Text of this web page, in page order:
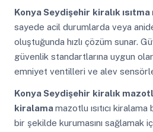
Konya Seydişehir kiralık
sayede acil durumlarda veya
oluştuğunda hızlı çözüm sunar.
güvenlik standartlarına uygun
emniyet ventilleri ve alev
Konya Seydişehir kiralık
kiralamamazotlu ısıtıcı
bir şekilde kurumasını sağlamak